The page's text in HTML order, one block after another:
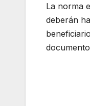
La norma
deberán